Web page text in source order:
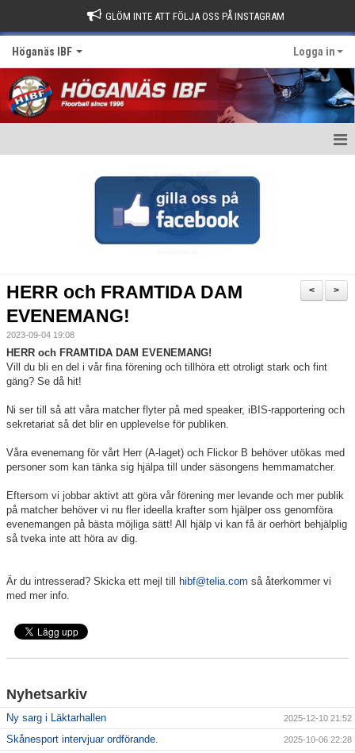
GLÖM INTE ATT FÖLJA OSS PÅ INSTAGRAM
Höganäs IBF Logga in
Kalender
Gästbok
Dokument
Matcher
Sponsor
KLUBB 1996
Styrelsen
>
<
HERR och FRAMTIDA DAM
EVENEMANG!
2023-09-04 19:08
HERR och FRAMTIDA DAM EVENEMANG!
Vill du bli en del i vår fina förening och tillhöra ett otroligt stark och fint
gäng? Se då hit!
Ni ser till så att våra matcher flyter på med speaker, iBIS-rapportering och
sekretariat så det blir en upplevelse för publiken.
Våra evenemang för vårt Herr (A-laget) och Flickor B behöver utökas med
personer som kan tänka sig hjälpa till under säsongens hemmamatcher.
Eftersom vi jobbar aktivt att göra vår förening mer levande och mer publik
på matcher behöver vi nu fler ideella krafter som hjälper oss genomföra
evenemangen på bästa möjliga sätt! All hjälp vi kan få är oerhört behjälplig
så tveka inte att höra av dig.
Är du intresserad? Skicka ett mejl till hibf@telia.com så återkommer vi
med mer info.
Nyhetsarkiv
Ny sarg i Läktarhallen 2025-12-10 21:52
Skånesport intervjuar ordförande. 2025-10-06 22:28